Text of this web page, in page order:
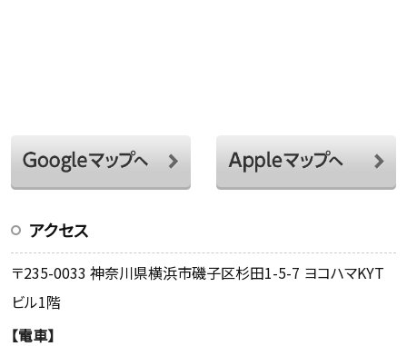
アクセス
〒235-0033 神奈川県横浜市磯子区杉田1-5-7 ヨコハマKYT
ビル1階
【電車】